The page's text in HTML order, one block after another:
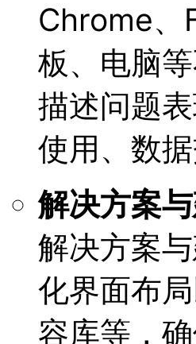
Chrome、
板、电脑
描述问题
使用、数
解决方案
解决方案
化界面布
容库等，